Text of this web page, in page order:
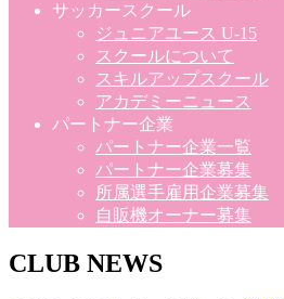
サッカースクール
ジュニアユース U-15
スクールについて
スキルアップスクール
アカデミーニュース
パートナー企業
パートナー企業一覧
パートナー企業募集
所属選手雇用企業募集
自販機オーナー募集
CLUB NEWS